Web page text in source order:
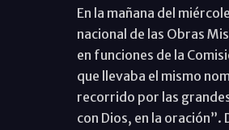
En la mañana del
nacional de las Obras
en funciones de la
que llevaba el mismo
recorrido por las
con Dios, en la